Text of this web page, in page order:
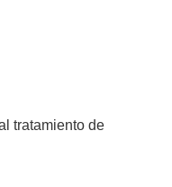
tratamiento de